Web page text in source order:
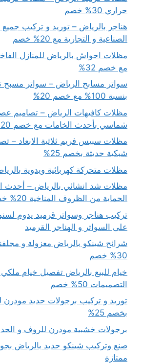
حراري 30% خصم
هناجر بالرياض – توريد و تركيب جميع
الصناعية و التجارية مع 20% خصم
مظلات احواش بالرياض للمنازل
مع خصم 32%
سواتر مسابح الرياض – سواتر
بنسبة 100% مع خصم 20%
مظلات كافيهات الرياض – تصاميم
شماسي بأحدث الخامات مع خصم 20%
مظلات سبيس فريم ثلاثية الابعاد –
شبكية حديثة بخصم 25%
مظلات متحركة كهربائية ويدوية
مظلات شد انشائي بالرياض – أحدث
الحماية من الظروف المناخية 20% خصم
على السواتر و الهناجر القرميد
شرائح شينكو بالرياض معزولة و
30% خصم
خيام للبيع بالرياض تفصيل خيام
التصميمات 50% خصم
توريد و تركيب برجولات حديد مودرن
بخصم 25%
برجولات خشبية مودرن للروف و
صنع وتركيب شينكو حديد بالرياض
ممتازة